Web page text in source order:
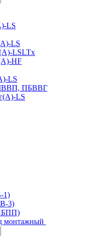
LS
LS
LSLTx
HF
LS
ПБВВГ
LS
1)
3)
монтажный